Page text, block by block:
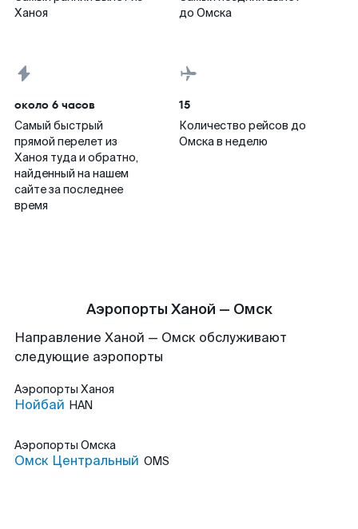
Ханоя
до Омска
около 6 часов
Самый быстрый
прямой перелет из
Ханоя туда и обратно,
найденный на нашем
сайте за последнее
время
15
Количество рейсов до
Омска в неделю
Аэропорты Ханой — Омск
Направление Ханой — Омск обслуживают
следующие аэропорты
Аэропорты Ханоя
Нойбай HAN
Аэропорты Омска
Омск Центральный OMS